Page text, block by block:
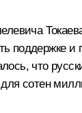
поддержке
что
сотен